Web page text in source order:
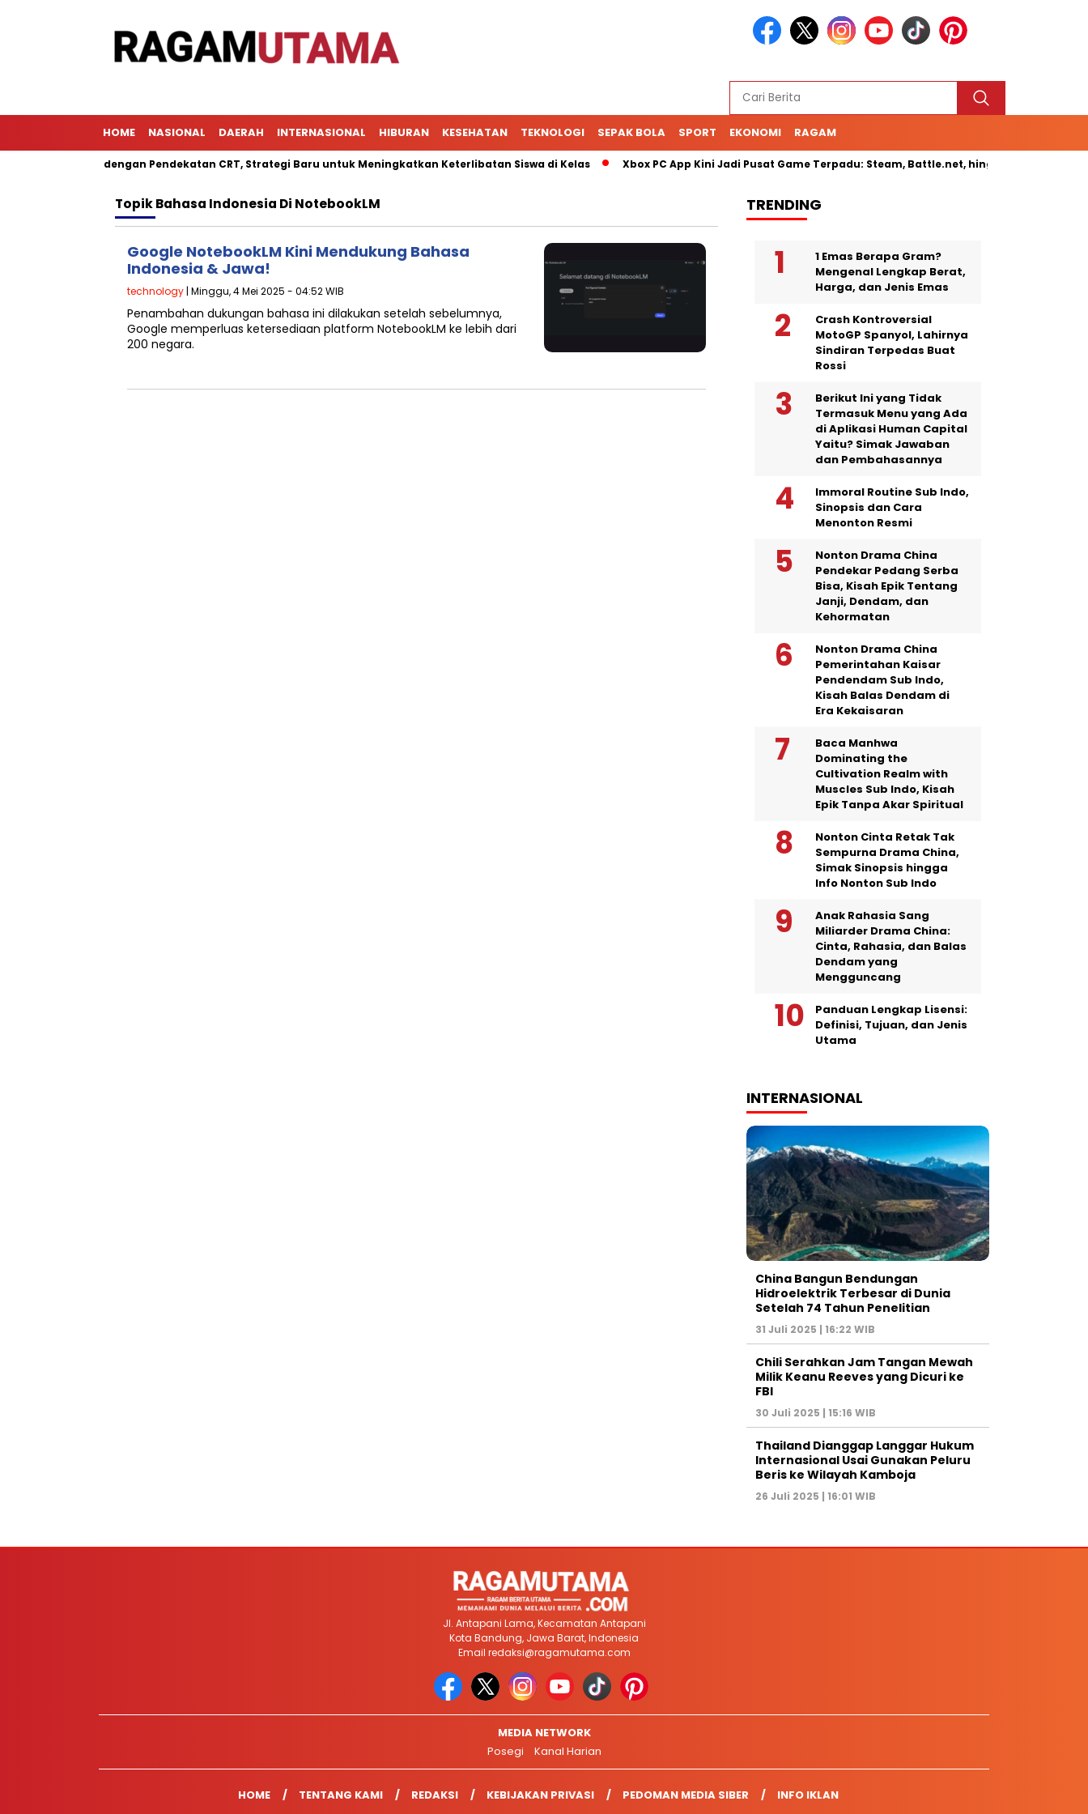
HOME NASIONAL DAERAH INTERNASIONAL HIBURAN KESEHATAN TEKNOLOGI SEPAK BOLA SPORT EKONOMI RAGAM
dengan Pendekatan CRT, Strategi Baru untuk Meningkatkan Keterlibatan Siswa di Kelas Xbox PC App Kini Jadi Pusat Game Terpadu: Steam, Battle.net, hingga Cloud Gaming
TopikBahasa Indonesia Di NotebookLM
Google NotebookLM Kini Mendukung Bahasa
Indonesia & Jawa!
technology | Minggu, 4 Mei 2025 - 04:52 WIB
Penambahan dukungan bahasa ini dilakukan setelah sebelumnya,
Google memperluas ketersediaan platform NotebookLM ke lebih dari
200 negara.
TRENDING
1 Emas Berapa Gram?
Mengenal Lengkap Berat,
Harga, dan Jenis Emas
Crash Kontroversial
MotoGP Spanyol, Lahirnya
Sindiran Terpedas Buat
Rossi
Berikut Ini yang Tidak
Termasuk Menu yang Ada
di Aplikasi Human Capital
Yaitu? Simak Jawaban
dan Pembahasannya
Immoral Routine Sub Indo,
Sinopsis dan Cara
Menonton Resmi
Nonton Drama China
Pendekar Pedang Serba
Bisa, Kisah Epik Tentang
Janji, Dendam, dan
Kehormatan
Nonton Drama China
Pemerintahan Kaisar
Pendendam Sub Indo,
Kisah Balas Dendam di
Era Kekaisaran
Baca Manhwa
Dominating the
Cultivation Realm with
Muscles Sub Indo, Kisah
Epik Tanpa Akar Spiritual
Nonton Cinta Retak Tak
Sempurna Drama China,
Simak Sinopsis hingga
Info Nonton Sub Indo
Anak Rahasia Sang
Miliarder Drama China:
Cinta, Rahasia, dan Balas
Dendam yang
Mengguncang
Panduan Lengkap Lisensi:
Definisi, Tujuan, dan Jenis
Utama
INTERNASIONAL
China Bangun Bendungan
Hidroelektrik Terbesar di Dunia
Setelah 74 Tahun Penelitian
31 Juli 2025 | 16:22 WIB
Chili Serahkan Jam Tangan Mewah
Milik Keanu Reeves yang Dicuri ke
FBI
30 Juli 2025 | 15:16 WIB
Thailand Dianggap Langgar Hukum
Internasional Usai Gunakan Peluru
Beris ke Wilayah Kamboja
26 Juli 2025 | 16:01 WIB
Jl. Antapani Lama, Kecamatan Antapani
Kota Bandung, Jawa Barat, Indonesia
Email redaksi@ragamutama.com
MEDIA NETWORK
Posegi
Kanal Harian
HOME TENTANG KAMI REDAKSI KEBIJAKAN PRIVASI PEDOMAN MEDIA SIBER INFO IKLAN